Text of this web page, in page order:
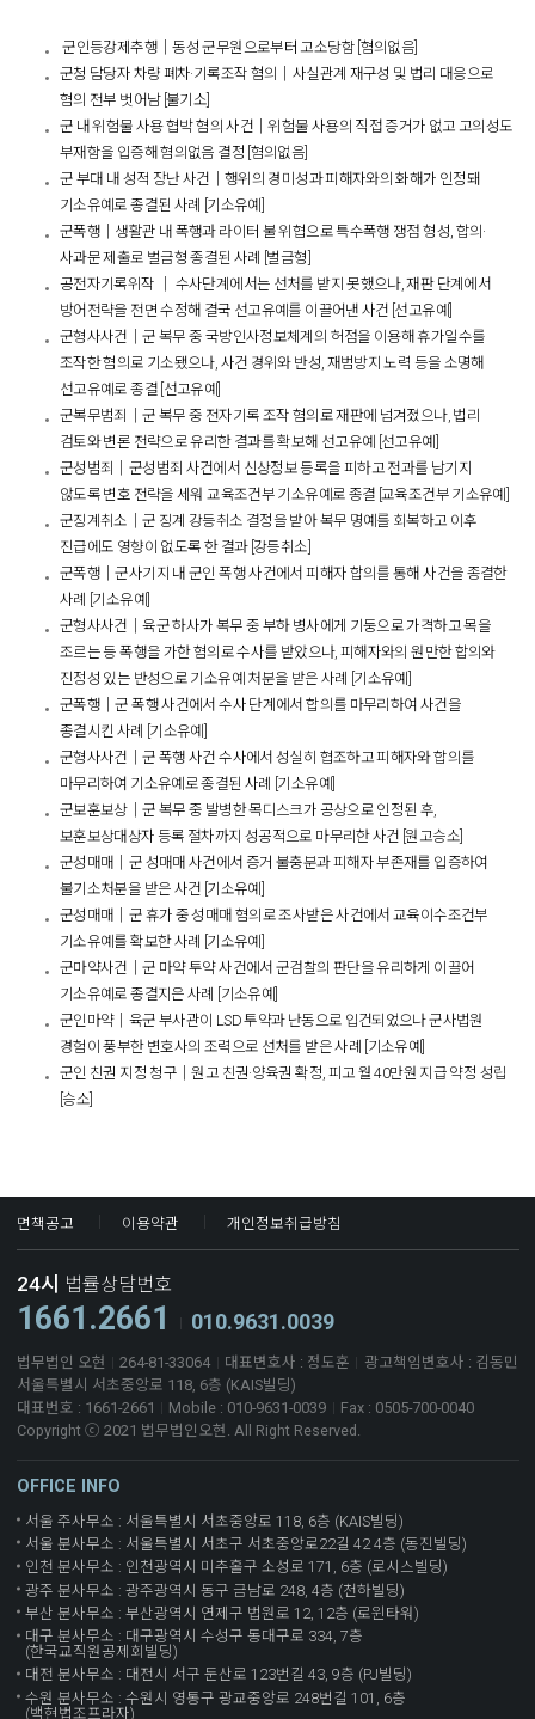
군인등강제추행│동성 군무원으로부터 고소당함 [혐의없음]
군청 담당자 차량 폐차·기록조작 혐의│사실관계 재구성 및 법리 대응으로
혐의 전부 벗어남 [불기소]
군 내 위험물 사용 협박 혐의 사건│위험물 사용의 직접 증거가 없고 고의성도
부재함을 입증해 혐의없음 결정 [혐의없음]
군 부대 내 성적 장난 사건│행위의 경미성과 피해자와의 화해가 인정돼
기소유예로 종결된 사례 [기소유예]
군폭행│생활관 내 폭행과 라이터 불 위협으로 특수폭행 쟁점 형성, 합의·
사과문 제출로 벌금형 종결된 사례 [벌금형]
공전자기록위작 │ 수사단계에서는 선처를 받지 못했으나, 재판 단계에서
방어전략을 전면 수정해 결국 선고유예를 이끌어낸 사건 [선고유예]
군형사사건│군 복무 중 국방인사정보체계의 허점을 이용해 휴가일수를
조작한 혐의로 기소됐으나, 사건 경위와 반성, 재범방지 노력 등을 소명해
선고유예로 종결 [선고유예]
군복무범죄│군 복무 중 전자기록 조작 혐의로 재판에 넘겨졌으나, 법리
검토와 변론 전략으로 유리한 결과를 확보해 선고유예 [선고유예]
군성범죄│군성범죄 사건에서 신상정보 등록을 피하고 전과를 남기지
않도록 변호 전략을 세워 교육조건부 기소유예로 종결 [교육조건부 기소유예]
군징계취소│군 징계 강등취소 결정을 받아 복무 명예를 회복하고 이후
진급에도 영향이 없도록 한 결과 [강등취소]
군폭행│군사기지 내 군인 폭행 사건에서 피해자 합의를 통해 사건을 종결한
사례 [기소유예]
군형사사건│육군 하사가 복무 중 부하 병사에게 기둥으로 가격하고 목을
조르는 등 폭행을 가한 혐의로 수사를 받았으나, 피해자와의 원만한 합의와
진정성 있는 반성으로 기소유예 처분을 받은 사례 [기소유예]
군폭행│군 폭행 사건에서 수사 단계에서 합의를 마무리하여 사건을
종결시킨 사례 [기소유예]
군형사사건│군 폭행 사건 수사에서 성실히 협조하고 피해자와 합의를
마무리하여 기소유예로 종결된 사례 [기소유예]
군보훈보상│군 복무 중 발병한 목디스크가 공상으로 인정된 후,
보훈보상대상자 등록 절차까지 성공적으로 마무리한 사건 [원고승소]
군성매매│군 성매매 사건에서 증거 불충분과 피해자 부존재를 입증하여
불기소처분을 받은 사건 [기소유예]
군성매매│군 휴가 중 성매매 혐의로 조사받은 사건에서 교육이수조건부
기소유예를 확보한 사례 [기소유예]
군마약사건│군 마약 투약 사건에서 군검찰의 판단을 유리하게 이끌어
기소유예로 종결지은 사례 [기소유예]
군인마약│육군 부사관이 LSD 투약과 난동으로 입건되었으나 군사법원
경험이 풍부한 변호사의 조력으로 선처를 받은 사례 [기소유예]
군인 친권 지정 청구│원고 친권·양육권 확정, 피고 월 40만원 지급 약정 성립
[승소]​
면책공고 이용약관 개인정보취급방침
24시 법률상담번호
1661.2661 010.9631.0039
법무법인 오현 264-81-33064 대표변호사 : 정도훈
광고책임변호사 : 김동민
서울특별시 서초중앙로 118, 6층 (KAIS빌딩)
대표번호 : 1661-2661
Mobile : 010-9631-0039
Fax : 0505-700-0040
Copyright ⓒ 2021 법무법인오현. All Right Reserved.
OFFICE INFO
서울 주사무소 : 서울특별시 서초중앙로 118, 6층 (KAIS빌딩)
서울 분사무소 : 서울특별시 서초구 서초중앙로22길 42 4층 (동진빌딩)
인천 분사무소 : 인천광역시 미추홀구 소성로 171, 6층 (로시스빌딩)
광주 분사무소 : 광주광역시 동구 금남로 248, 4층 (천하빌딩)
부산 분사무소 : 부산광역시 연제구 법원로 12, 12층 (로윈타워)
대구 분사무소 : 대구광역시 수성구 동대구로 334, 7층
(한국교직원공제회빌딩)
대전 분사무소 : 대전시 서구 둔산로 123번길 43, 9층 (PJ빌딩)
수원 분사무소 : 수원시 영통구 광교중앙로 248번길 101, 6층
(백현법조프라자)